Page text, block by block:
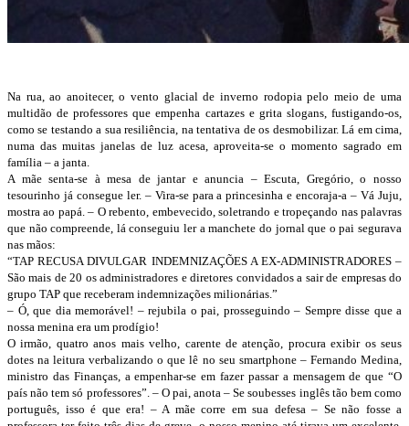
Na rua, ao anoitecer, o vento glacial de inverno rodopia pelo meio de uma
multidão de professores que empenha cartazes e grita slogans, fustigando-os,
como se testando a sua resiliência, na tentativa de os desmobilizar. Lá em cima,
numa das muitas janelas de luz acesa, aproveita-se o momento sagrado em
família – a janta.
A mãe senta-se à mesa de jantar e anuncia – Escuta, Gregório, o nosso
tesourinho já consegue ler. – Vira-se para a princesinha e encoraja-a – Vá Juju,
mostra ao papá. – O rebento, embevecido, soletrando e tropeçando nas palavras
que não compreende, lá conseguiu ler a manchete do jornal que o pai segurava
nas mãos:
“TAP RECUSA DIVULGAR INDEMNIZAÇÕES A EX-ADMINISTRADORES –
São mais de 20 os administradores e diretores convidados a sair de empresas do
grupo TAP que receberam indemnizações milionárias.”
– Ó, que dia memorável! – rejubila o pai, prosseguindo – Sempre disse que a
nossa menina era um prodígio!
O irmão, quatro anos mais velho, carente de atenção, procura exibir os seus
dotes na leitura verbalizando o que lê no seu smartphone – Fernando Medina,
ministro das Finanças, a empenhar-se em fazer passar a mensagem de que “O
país não tem só professores”. – O pai, anota – Se soubesses inglês tão bem como
português, isso é que era! – A mãe corre em sua defesa – Se não fosse a